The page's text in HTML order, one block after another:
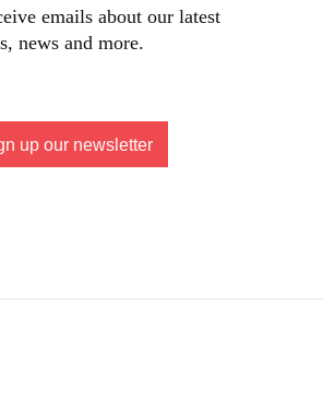
emails about our latest
news and more.
up our newsletter